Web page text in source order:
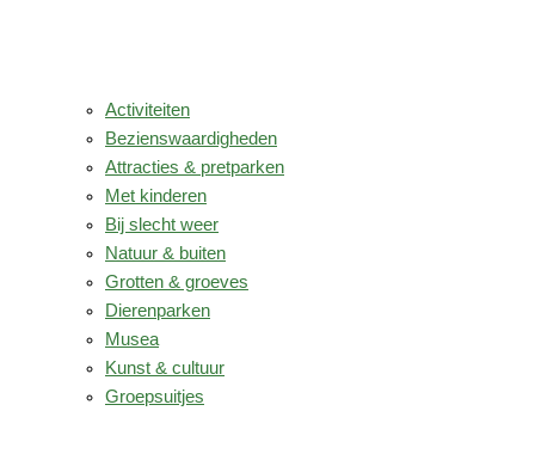
Activiteiten
Bezienswaardigheden
Attracties & pretparken
Met kinderen
Bij slecht weer
Natuur & buiten
Grotten & groeves
Dierenparken
Musea
Kunst & cultuur
Groepsuitjes